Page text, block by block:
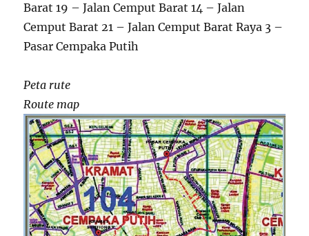
Barat 19 – Jalan Cemput Barat 14 – Jalan
Cemput Barat 21 – Jalan Cemput Barat Raya 3 –
Pasar Cempaka Putih
Peta rute
Route map